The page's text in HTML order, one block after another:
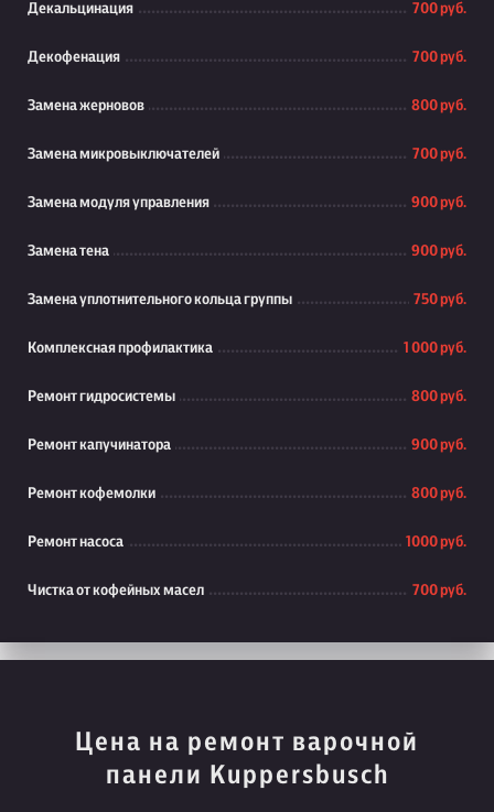
Декальцинация 700 руб.
Декофенация 700 руб.
Замена жерновов 800 руб.
Замена микровыключателей 700 руб.
Замена модуля управления 900 руб.
Замена тена 900 руб.
Замена уплотнительного кольца группы 750 руб.
Комплексная профилактика 1 000 руб.
Ремонт гидросистемы 800 руб.
Ремонт капучинатора 900 руб.
Ремонт кофемолки 800 руб.
Ремонт насоса 1000 руб.
Чистка от кофейных масел 700 руб.
Цена на ремонт варочной
панели Kuppersbusch